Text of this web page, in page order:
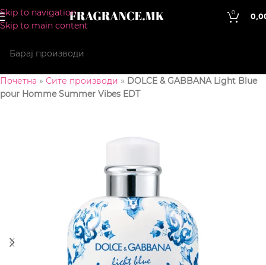
Skip to navigation
Skip to main content
0
Почетна » Сите производи » DOLCE & GABBANA Light Blue
pour Homme Summer Vibes EDT